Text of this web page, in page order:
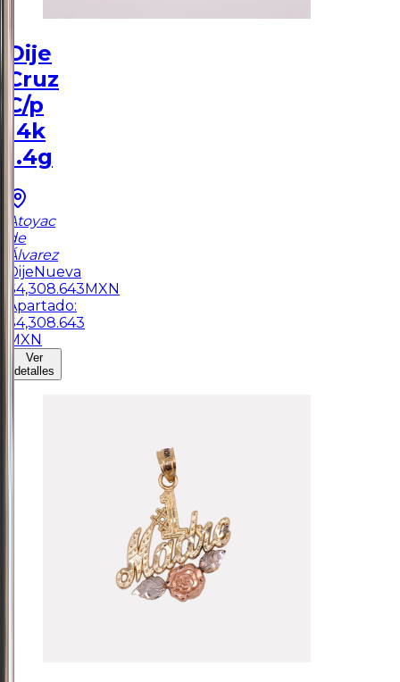
Dije
Cruz
C/p
14k
1.4g
Atoyac
de
Álvarez
DijeNueva
$4,308.643MXN
Apartado:
$4,308.643
MXN
Ver
detalles